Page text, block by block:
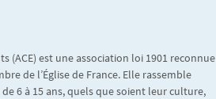
(ACE) est une association loi 1901 reconnue
de l’Église de France. Elle rassemble
6 à 15 ans, quels que soient leur culture,